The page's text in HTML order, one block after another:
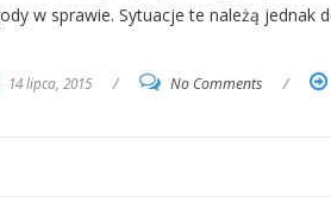
w sprawie. Sytuacje te należą
14 lipca, 2015 / No Comments /